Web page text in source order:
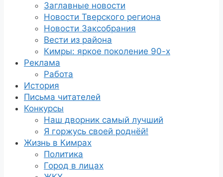
Заглавные новости
Новости Тверского региона
Новости Заксобрания
Вести из района
Кимры: яркое поколение 90-х
Реклама
Работа
История
Письма читателей
Конкурсы
Наш дворник самый лучший
Я горжусь своей роднёй!
Жизнь в Кимрах
Политика
Город в лицах